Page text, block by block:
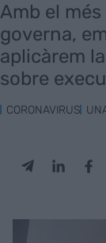
Amb el
governa,
aplicàrem
sobre
CORONAVIRUS